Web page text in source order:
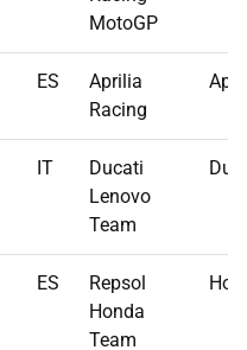
MotoGP
ES
Aprilia
Racing
IT
Ducati
Lenovo
Team
ES
Repsol
Honda
Team